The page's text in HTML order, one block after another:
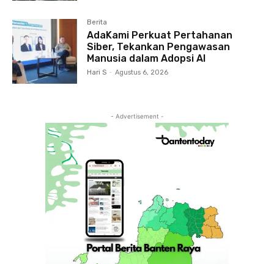
Berita
AdaKami Perkuat Pertahanan
Siber, Tekankan Pengawasan
Manusia dalam Adopsi AI
Hari S - Agustus 6, 2026
- Advertisement -